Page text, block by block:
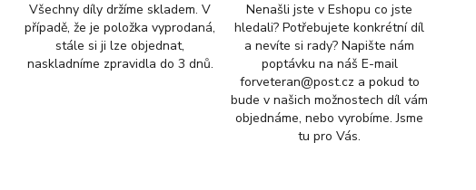
Všechny díly držíme skladem. V
případě, že je položka vyprodaná,
stále si ji lze objednat,
naskladníme zpravidla do 3 dnů.
Nenašli jste v Eshopu co jste
hledali? Potřebujete konkrétní díl
a nevíte si rady? Napište nám
poptávku na náš E-mail
forveteran@post.cz a pokud to
bude v našich možnostech díl vám
objednáme, nebo vyrobíme. Jsme
tu pro Vás.